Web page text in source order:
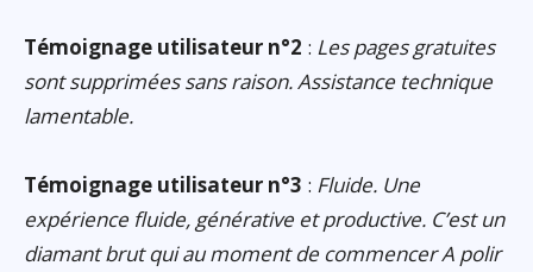
Témoignage utilisateur n°2 : Les pages gratuites
sont supprimées sans raison. Assistance technique
lamentable.
Témoignage utilisateur n°3 : Fluide. Une
expérience fluide, générative et productive. C’est un
diamant brut qui au moment de commencer A polir